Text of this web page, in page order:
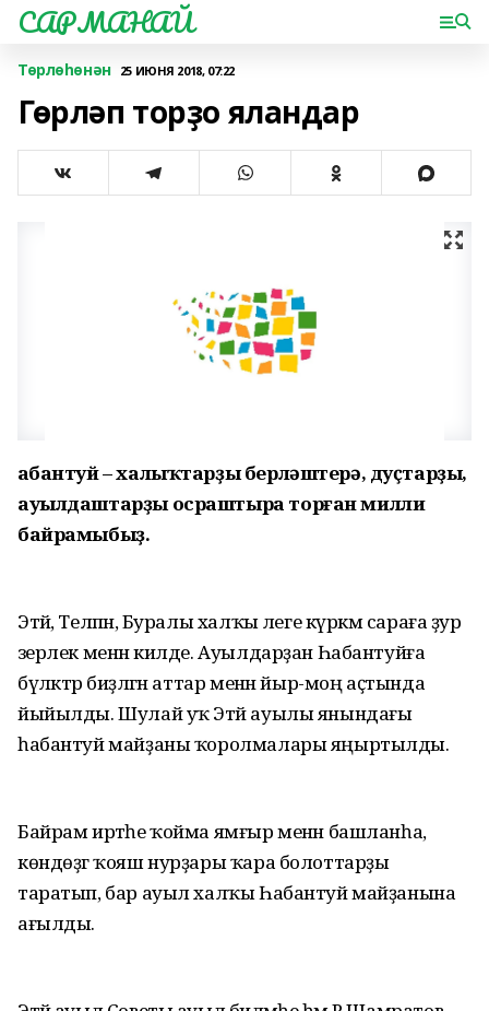
САРМАНАЙ
Төрлөһөнән 25 ИЮНЯ 2018, 07:22
Гөрләп торҙо яландар
Һабантуй – халыҡтарҙы берләштерә, дуҫтарҙы,
ауылдаштарҙы осраштыра торған милли
байрамыбыҙ.
Этәй, Теләпән, Буралы халҡы әлеге күркәм сараға ҙур
әзерлек менән килде. Ауылдарҙан Һабантуйға
бүләктәр биҙәлгән аттар менән йыр-моң аҫтында
йыйылды. Шулай уҡ Этәй ауылы янындағы
һабантуй майҙаны ҡоролмалары яңыртылды.
Байрам иртәһе ҡойма ямғыр менән башланһа,
көндөҙгә ҡояш нурҙары ҡара болоттарҙы
таратып, бар ауыл халҡы Һабантуй майҙанына
ағылды.